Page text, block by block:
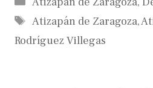
Etiquetas
Atizapán de Zaragoza,
Rodríguez Villegas